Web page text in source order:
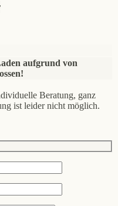
aufgrund von
Beratung, ganz
ist leider nicht möglich.